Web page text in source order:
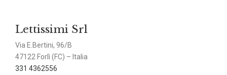
Lettissimi Srl
Via E.Bertini, 96/B
47122 Forlì (FC) – Italia
331 4362556